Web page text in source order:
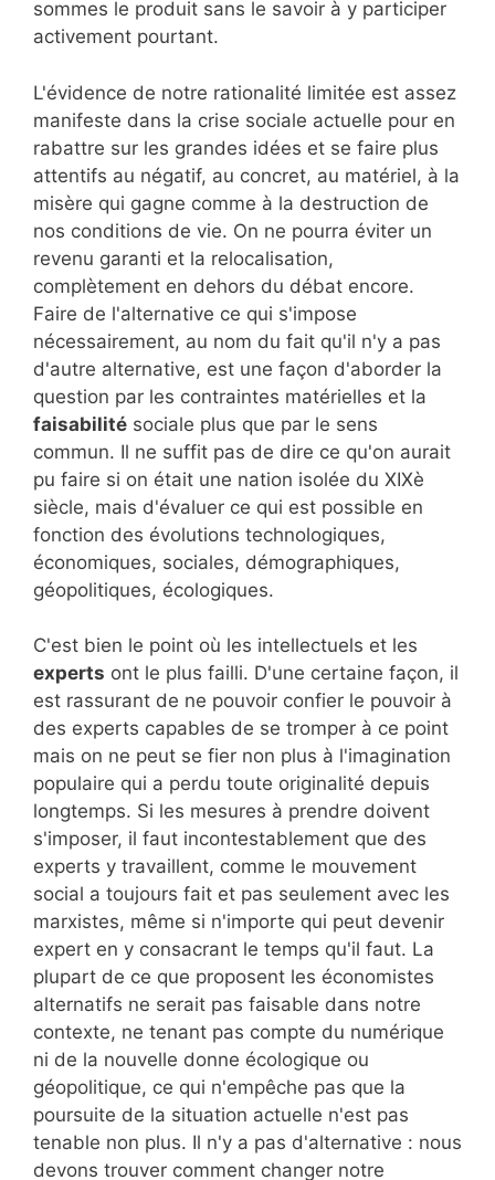
sommes le produit sans le savoir à y participer
activement pourtant.
L'évidence de notre rationalité limitée est assez
manifeste dans la crise sociale actuelle pour en
rabattre sur les grandes idées et se faire plus
attentifs au négatif, au concret, au matériel, à la
misère qui gagne comme à la destruction de
nos conditions de vie. On ne pourra éviter un
revenu garanti et la relocalisation,
complètement en dehors du débat encore.
Faire de l'alternative ce qui s'impose
nécessairement, au nom du fait qu'il n'y a pas
d'autre alternative, est une façon d'aborder la
question par les contraintes matérielles et la
faisabilité sociale plus que par le sens
commun. Il ne suffit pas de dire ce qu'on aurait
pu faire si on était une nation isolée du XIXè
siècle, mais d'évaluer ce qui est possible en
fonction des évolutions technologiques,
économiques, sociales, démographiques,
géopolitiques, écologiques.
C'est bien le point où les intellectuels et les
experts ont le plus failli. D'une certaine façon, il
est rassurant de ne pouvoir confier le pouvoir à
des experts capables de se tromper à ce point
mais on ne peut se fier non plus à l'imagination
populaire qui a perdu toute originalité depuis
longtemps. Si les mesures à prendre doivent
s'imposer, il faut incontestablement que des
experts y travaillent, comme le mouvement
social a toujours fait et pas seulement avec les
marxistes, même si n'importe qui peut devenir
expert en y consacrant le temps qu'il faut. La
plupart de ce que proposent les économistes
alternatifs ne serait pas faisable dans notre
contexte, ne tenant pas compte du numérique
ni de la nouvelle donne écologique ou
géopolitique, ce qui n'empêche pas que la
poursuite de la situation actuelle n'est pas
tenable non plus. Il n'y a pas d'alternative : nous
devons trouver comment changer notre